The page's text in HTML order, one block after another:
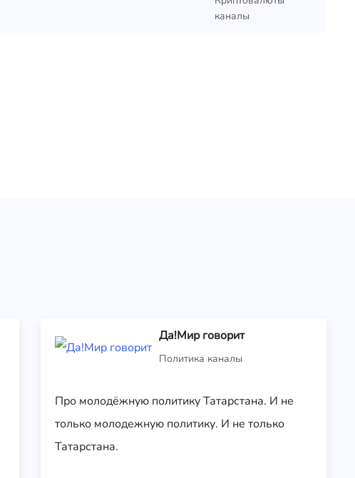
каналы
Да!Мир говорит
Политика каналы
Про молодёжную политику Татарстана. И не
только молодежную политику. И не только
Татарстана.